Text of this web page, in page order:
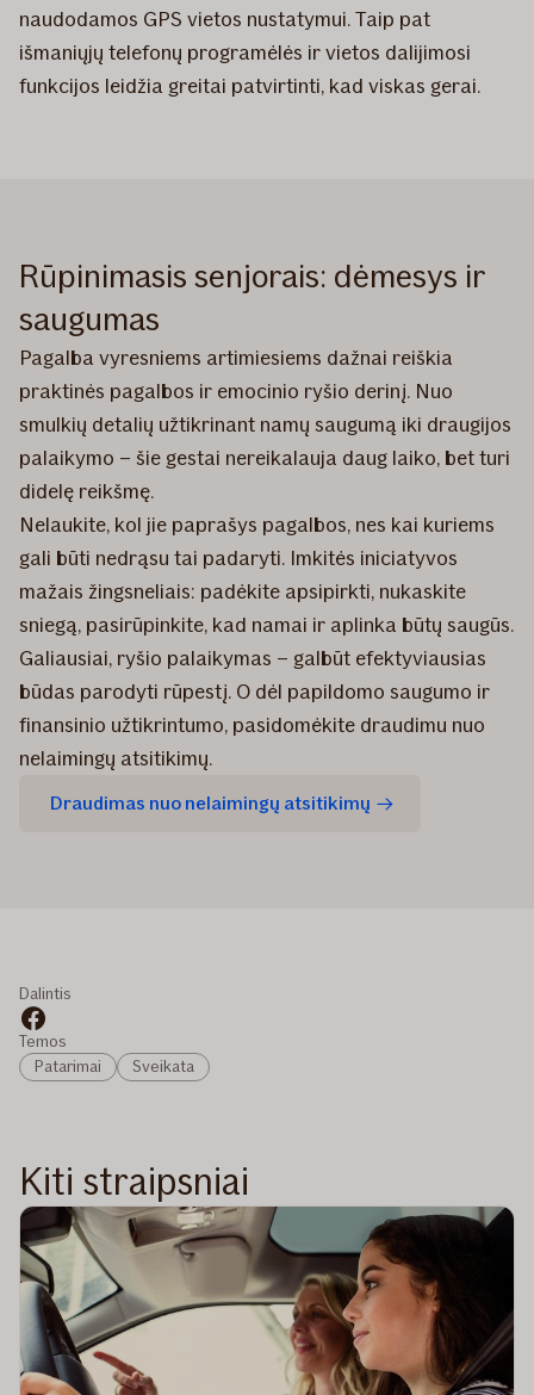
naudodamos GPS vietos nustatymui. Taip pat
išmaniųjų telefonų programėlės ir vietos dalijimosi
funkcijos leidžia greitai patvirtinti, kad viskas gerai.
Rūpinimasis senjorais: dėmesys ir
saugumas
Pagalba vyresniems artimiesiems dažnai reiškia
praktinės pagalbos ir emocinio ryšio derinį. Nuo
smulkių detalių užtikrinant namų saugumą iki draugijos
palaikymo – šie gestai nereikalauja daug laiko, bet turi
didelę reikšmę.
Nelaukite, kol jie paprašys pagalbos, nes kai kuriems
gali būti nedrąsu tai padaryti. Imkitės iniciatyvos
mažais žingsneliais: padėkite apsipirkti, nukaskite
sniegą, pasirūpinkite, kad namai ir aplinka būtų saugūs.
Galiausiai, ryšio palaikymas – galbūt efektyviausias
būdas parodyti rūpestį. O dėl papildomo saugumo ir
finansinio užtikrintumo, pasidomėkite draudimu nuo
nelaimingų atsitikimų.
Draudimas nuo nelaimingų atsitikimų
Dalintis
Temos
Patarimai
Sveikata
Kiti straipsniai